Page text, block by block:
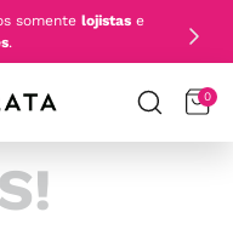
somente lojistase
.
0